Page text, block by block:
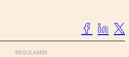
REGULAMIN